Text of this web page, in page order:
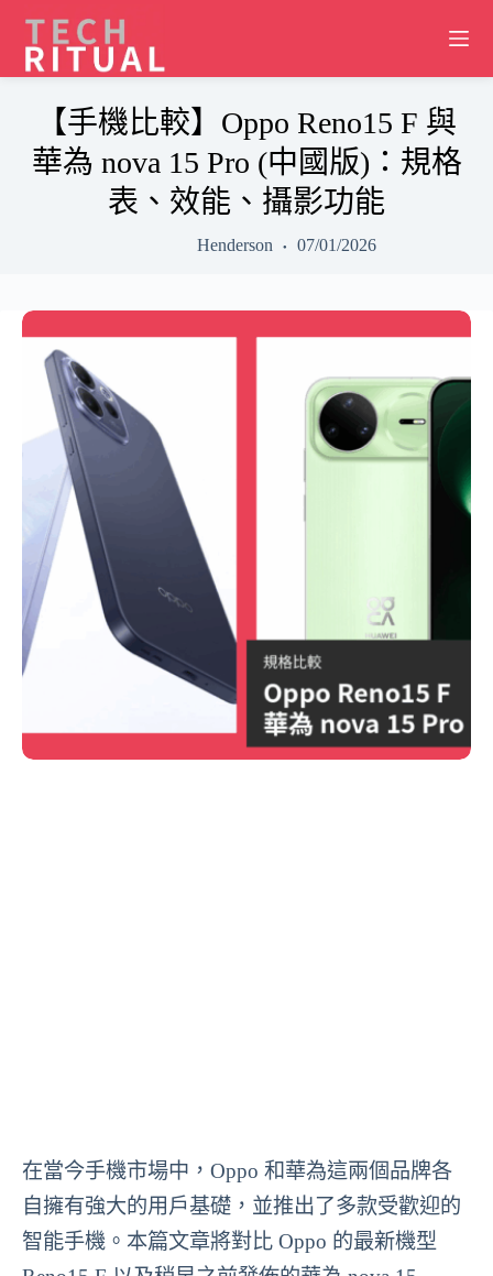
content
【手機比較】Oppo Reno15 F 與
華為 nova 15 Pro (中國版)：規格
表、效能、攝影功能
Henderson 07/01/2026
在當今手機市場中，Oppo 和華為這兩個品牌各
自擁有強大的用戶基礎，並推出了多款受歡迎的
智能手機。本篇文章將對比 Oppo 的最新機型